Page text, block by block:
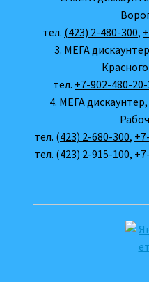
тел. (423) 2-480-300,
3. МЕГА
тел. +7-902-480-20-
4. МЕГА
тел. (423) 2-680-300,
тел. (423) 2-915-100,